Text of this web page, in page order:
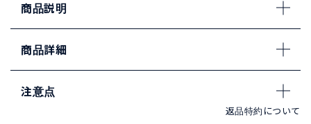
商品説明
商品詳細
注意点
返品特約について